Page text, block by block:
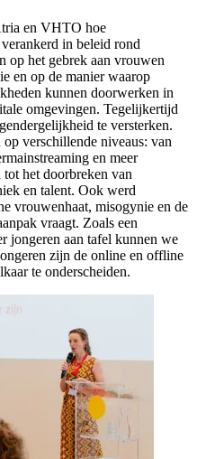
en VHTO hoe
in beleid rond
op het gebrek aan vrouwen
en op de manier waarop
kunnen doorwerken in
omgevingen. Tegelijkertijd
te versterken.
verschillende niveaus: van
en meer
het doorbreken van
en talent. Ook werd
vrouwenhaat, misogynie en de
vraagt. Zoals een
jongeren aan tafel kunnen we
zijn de online en offline
te onderscheiden.